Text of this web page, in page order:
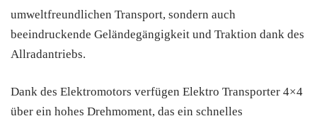
umweltfreundlichen Transport, sondern auch
beeindruckende Geländegängigkeit und Traktion dank des
Allradantriebs.
Dank des Elektromotors verfügen Elektro Transporter 4×4
über ein hohes Drehmoment, das ein schnelles